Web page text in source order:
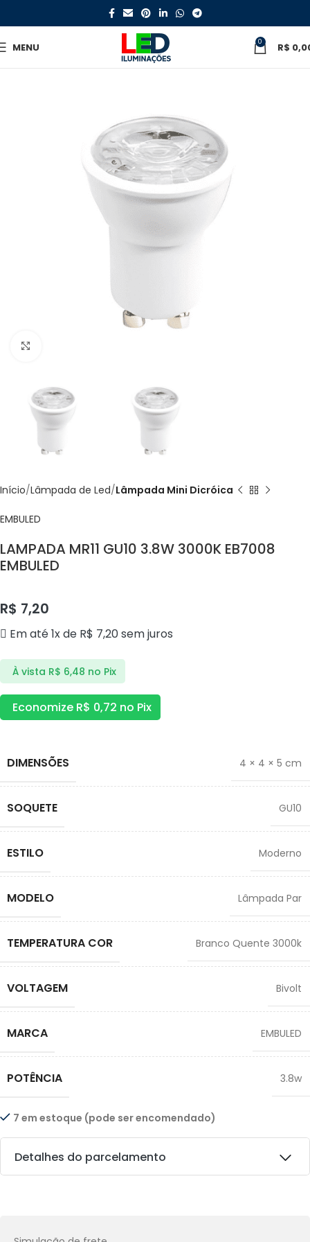
MENU 0 R$
Início Lâmpada de Led Lâmpada Mini Dicróica
EMBULED
LAMPADA MR11 GU10 3.8W 3000K EB7008
EMBULED
R$ 7,20
Em até 1x de R$ 7,20sem juros
À vista R$ 6,48 no Pix
Economize R$ 0,72 no Pix
DIMENSÕES 4 × 4 × 5 cm
SOQUETE GU10
ESTILO Moderno
MODELO Lâmpada Par
TEMPERATURA COR Branco Quente 3000k
VOLTAGEM Bivolt
MARCA EMBULED
POTÊNCIA 3.8w
7 em estoque (pode ser encomendado)
Detalhes do parcelamento